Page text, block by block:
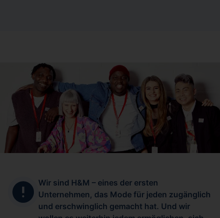
Wir sind H&M – eines der ersten
Unternehmen, das Mode für jeden zugänglich
und erschwinglich gemacht hat. Und wir